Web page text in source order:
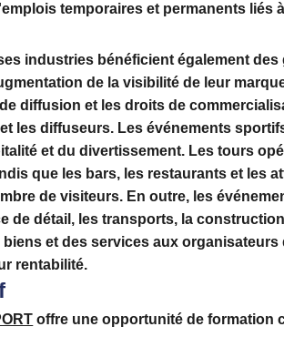
temporaires et permanents liés
industries bénéficient également
de la visibilité de leur
diffusion et les droits de
les diffuseurs. Les événements
et du divertissement. Les tours
que les bars, les restaurants et les
de visiteurs. En outre, les
de détail, les transports, la
et des services aux organisateurs
rentabilité.
offre une opportunité de formation